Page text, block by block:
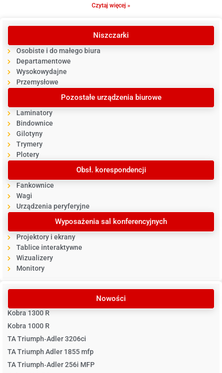
Niszczarki
Osobiste i do małego biura
Departamentowe
Wysokowydajne
Przemysłowe
Pozostałe urządzenia biurowe
Laminatory
Bindownice
Gilotyny
Trymery
Plotery
Obsł. korespondencji
Fankownice
Wagi
Urządzenia peryferyjne
Wyposażenia sal konferencyjnych
Projektory i ekrany
Tablice interaktywne
Wizualizery
Monitory
Czytaj więcej »
Nowości
Kobra 1300 R
Kobra 1000 R
TA Triumph‐Adler 3206ci
TA Triumph Adler 1855 mfp
TA Triumph‐Adler 256i MFP